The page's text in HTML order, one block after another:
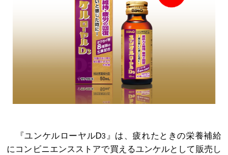
『ユンケルローヤルD3』は、疲れたときの栄養補給
にコンビニエンスストアで買えるユンケルとして販売し